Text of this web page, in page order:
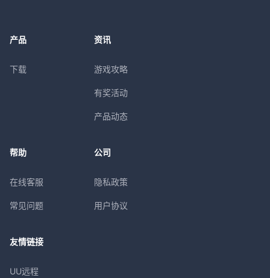
产品
下载
资讯
游戏攻略
有奖活动
产品动态
帮助
在线客服
常见问题
公司
隐私政策
用户协议
友情链接
UU远程